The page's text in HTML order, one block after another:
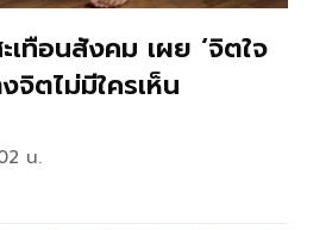
เทือนสังคม เผย ‘จิตใจ
จิตไม่มีใครเห็น
น.